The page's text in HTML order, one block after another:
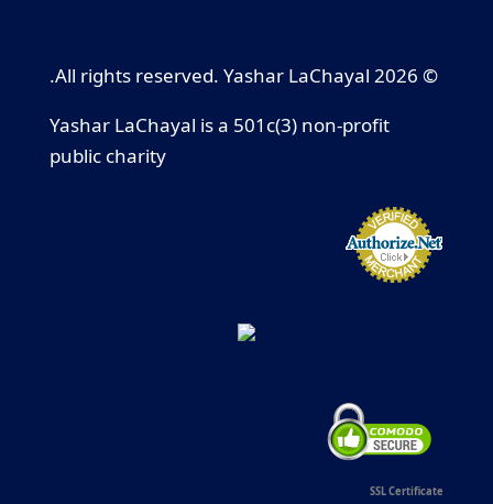
© 2026 All rights reserved. Yashar LaChayal.
Yashar LaChayal is a 501c(3) non-profit
public charity
SSL Certificate